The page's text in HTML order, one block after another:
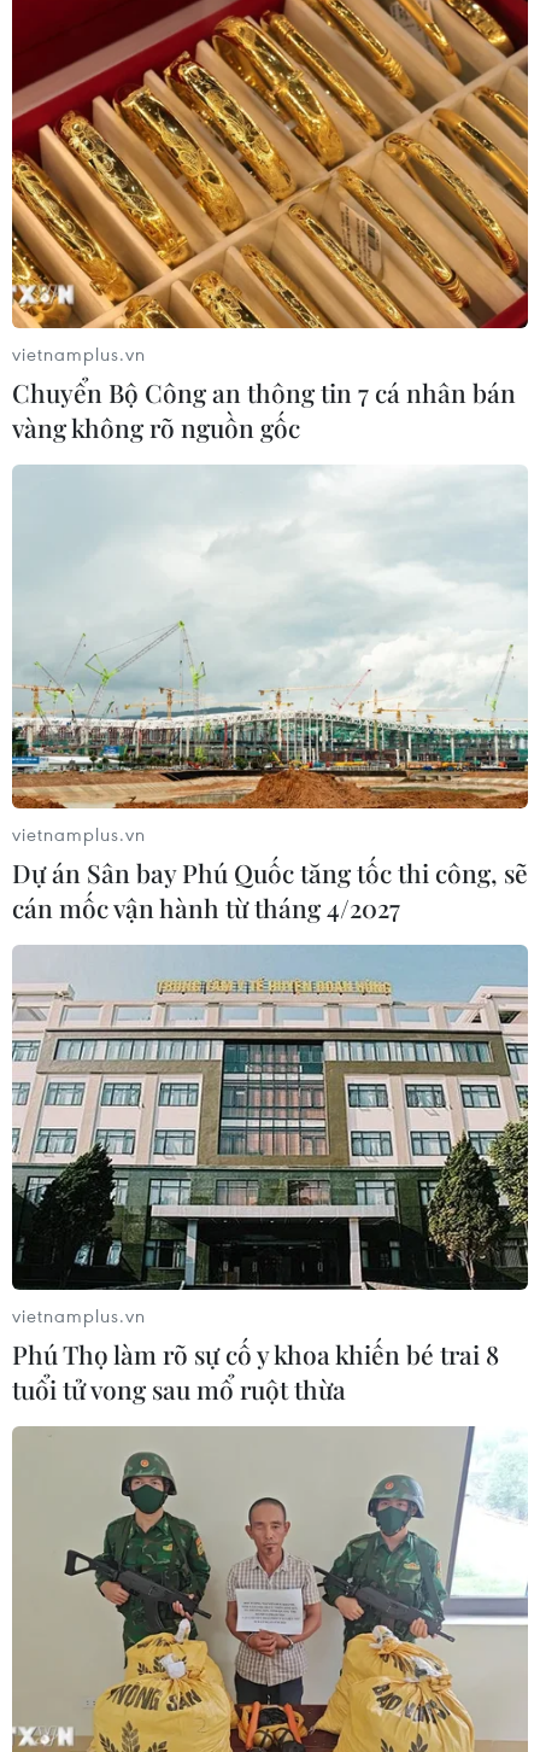
TIN CÙNG CHUYÊN MỤC
Áp thấp nhiệt đới đã suy yếu thành
08/08/2026 14:19
Trung Quốc nâng mức ứng phó khẩn
cấp với bão Dolphin
08/08/2026 07:10
vietnamplus.vn
Chuyển Bộ Công an thông tin 7 cá nhân bán
vàng không rõ nguồn gốc
vietnamplus.vn
Dự án Sân bay Phú Quốc tăng tốc thi công, sẽ
cán mốc vận hành từ tháng 4/2027
vietnamplus.vn
Phú Thọ làm rõ sự cố y khoa khiến bé trai 8
tuổi tử vong sau mổ ruột thừa